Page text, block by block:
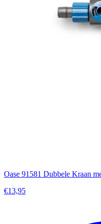
Oase 91581 Dubbele Kraan
€13,95